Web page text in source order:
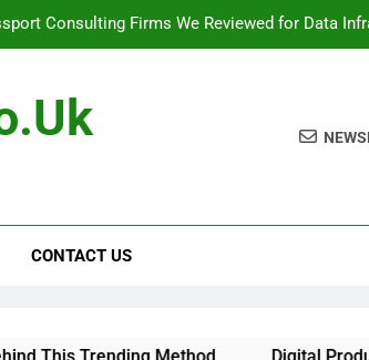
Consulting Firms We Reviewed for Data
Your Complete Destination for News Updates
Loss: Learning the Facts Behind This
Bring More Value, Speed, and Convenience to
CONTACT US